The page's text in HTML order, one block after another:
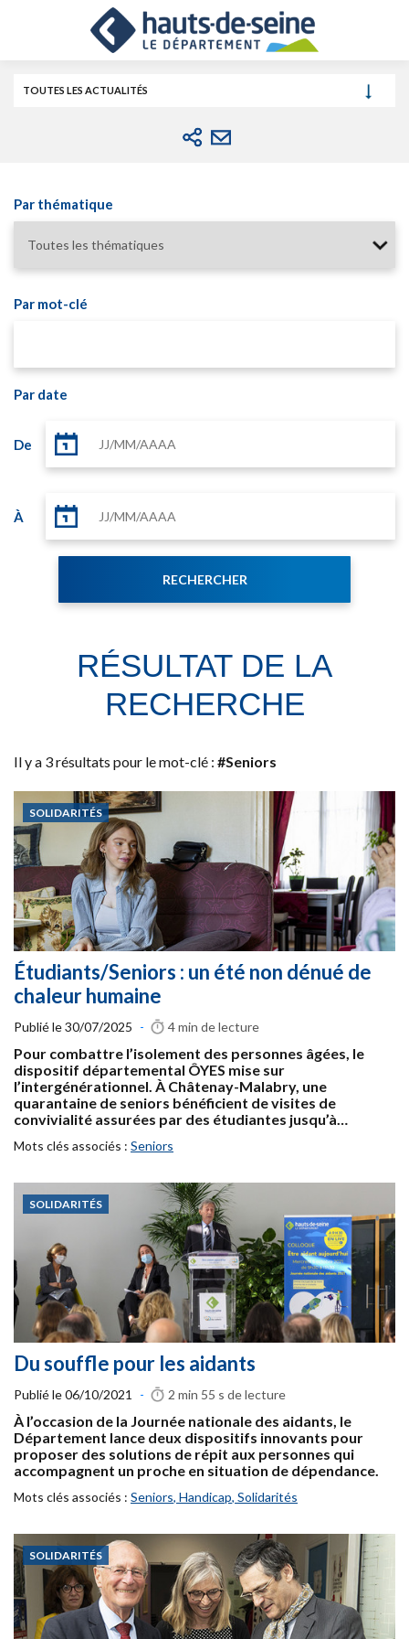
TOUTES LES ACTUALITÉS
Par thématique
Par mot-clé
Par date
De
À
RÉSULTAT DE LA
RECHERCHE
Il y a 3 résultats pour le mot-clé : #Seniors
SOLIDARITÉS
Étudiants/Seniors : un été non dénué de
chaleur humaine
Publié le30/07/2025 - 4 min de lecture
Pour combattre l’isolement des personnes âgées, le
dispositif départemental ÔYES mise sur
l’intergénérationnel. À Châtenay-Malabry, une
quarantaine de seniors bénéficient de visites de
convivialité assurées par des étudiantes jusqu’à…
Mots clés associés : Seniors
SOLIDARITÉS
Du souffle pour les aidants
Publié le06/10/2021 - 2 min 55 s de lecture
À l’occasion de la Journée nationale des aidants, le
Département lance deux dispositifs innovants pour
proposer des solutions de répit aux personnes qui
accompagnent un proche en situation de dépendance.
Mots clés associés : Seniors, Handicap, Solidarités
SOLIDARITÉS
Cookies et traceurs utilisés sur ce site.